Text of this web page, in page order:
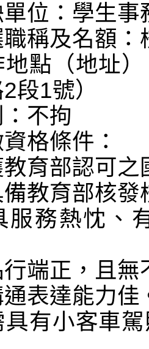
位：學生事
稱及名額：
地點（地址
段1號）
不拘
格條件：
教育部認可
備教育部核
服務熱忱、
行端正，且
通表達能力佳
具有小客車